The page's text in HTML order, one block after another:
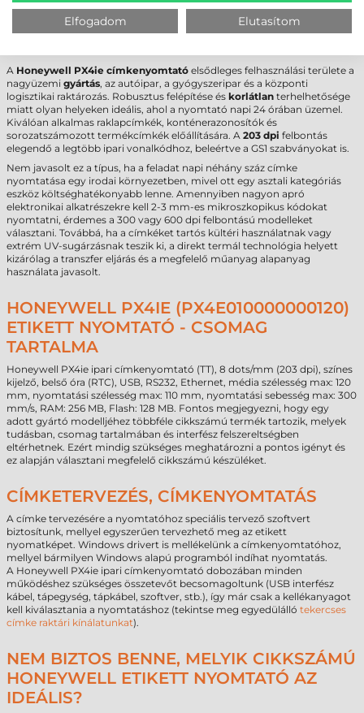
FELHASZNÁLÁSI TERÜLETEK ÉS „MIKOR
A Honeywell PX4ie címkenyomtató elsődleges felhasználási területe a
nagyüzemi gyártás, az autóipar, a gyógyszeripar és a központi
logisztikai raktározás. Robusztus felépítése és korlátlan terhelhetősége
miatt olyan helyeken ideális, ahol a nyomtató napi 24 órában üzemel.
Kiválóan alkalmas raklapcímkék, konténerazonosítók és
sorozatszámozott termékcímkék előállítására. A 203 dpi felbontás
elegendő a legtöbb ipari vonalkódhoz, beleértve a GS1 szabványokat is.
Nem javasolt ez a típus, ha a feladat napi néhány száz címke
nyomtatása egy irodai környezetben, mivel ott egy asztali kategóriás
eszköz költséghatékonyabb lenne. Amennyiben nagyon apró
elektronikai alkatrészekre kell 2-3 mm-es mikroszkopikus kódokat
nyomtatni, érdemes a 300 vagy 600 dpi felbontású modelleket
választani. Továbbá, ha a címkéket tartós kültéri használatnak vagy
extrém UV-sugárzásnak teszik ki, a direkt termál technológia helyett
kizárólag a transzfer eljárás és a megfelelő műanyag alapanyag
használata javasolt.
HONEYWELL PX4IE (PX4E010000000120)
ETIKETT NYOMTATÓ - CSOMAG
TARTALMA
Honeywell PX4ie ipari címkenyomtató (TT), 8 dots/mm (203 dpi), színes
kijelző, belső óra (RTC), USB, RS232, Ethernet, média szélesség max: 120
mm, nyomtatási szélesség max: 110 mm, nyomtatási sebesség max: 300
mm/s, RAM: 256 MB, Flash: 128 MB. Fontos megjegyezni, hogy egy
adott gyártó modelljéhez többféle cikkszámú termék tartozik, melyek
tudásban, csomag tartalmában és interfész felszereltségben
eltérhetnek. Ezért mindig szükséges meghatározni a pontos igényt és
ez alapján választani megfelelő cikkszámú készüléket.
CÍMKETERVEZÉS, CÍMKENYOMTATÁS
A címke tervezésére a nyomtatóhoz speciális tervező szoftvert
biztosítunk, mellyel egyszerűen tervezhető meg az etikett
nyomatképet. Windows drivert is mellékelünk a címkenyomtatóhoz,
mellyel bármilyen Windows alapú programból indíhat nyomtatás.
A Honeywell PX4ie ipari címkenyomtató dobozában minden
működéshez szükséges összetevőt becsomagoltunk (USB interfész
kábel, tápegység, tápkábel, szoftver, stb.), így már csak a kellékanyagot
kell kiválasztania a nyomtatáshoz (tekintse meg egyedülálló tekercses
címke raktári kínálatunkat).
NEM BIZTOS BENNE, MELYIK CIKKSZÁMÚ
HONEYWELL ETIKETT NYOMTATÓ AZ
IDEÁLIS?
Elfogadom Elutasítom